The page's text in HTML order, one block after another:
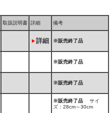
取扱説明書 詳細 備考
詳細 ※販売終了品
※販売終了品
※販売終了品
※販売終了品 サイ
ズ：28cm～30cm